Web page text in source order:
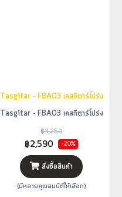
Tasgitar - FBA03 เคสกีตาร์โปร่ง
Tasgitar - FBA03 เคสกีตาร์โปร่ง
฿3,250
฿2,590 -20%
สั่งซื้อสินค้า
(มีหลายคุณสมบัติให้เลือก)